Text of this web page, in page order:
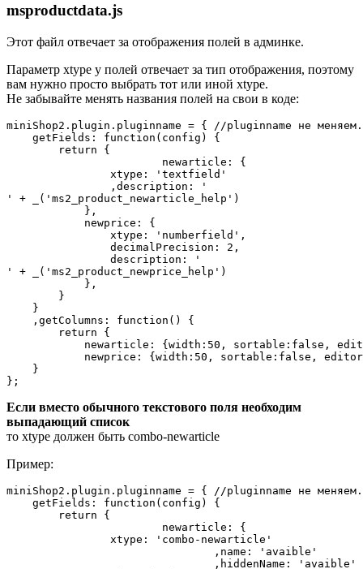
msproductdata.js
Этот файл отвечает за отображения полей в админке.
Параметр xtype у полей отвечает за тип отображения, поэтому
вам нужно просто выбрать тот или иной xtype.
Не забывайте менять названия полей на свои в коде:
miniShop2.plugin.pluginname = { //pluginname не меняем.
    getFields: function(config) {
        return {
                xtype: 'textfield'
                ,description: '
' + _('ms2_product_newarticle_help')
            },
            newprice: {
                xtype: 'numberfield',
                decimalPrecision: 2,
                description: '
' + _('ms2_product_newprice_help')
            },
        }
    }
    ,getColumns: function() {
        return {
newarticle: {width:50, sortable:false,
newprice: {width:50, sortable:false,
    }
Если вместо обычного текстового поля необходим
выпадающий список
то xtype должен быть combo-newarticle
Пример:
miniShop2.plugin.pluginname = { //pluginname не меняем.
    getFields: function(config) {
        return {
                xtype: 'combo-newarticle'